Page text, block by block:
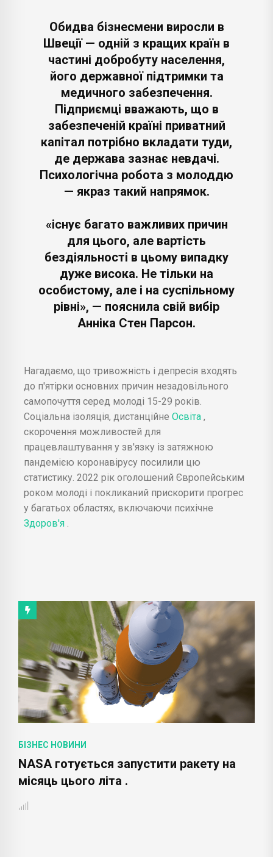
Обидва бізнесмени виросли в
Швеції — одній з кращих країн в
частині добробуту населення,
його державної підтримки та
медичного забезпечення.
Підприємці вважають, що в
забезпеченій країні приватний
капітал потрібно вкладати туди,
де держава зазнає невдачі.
Психологічна робота з молоддю
— якраз такий напрямок.
«існує багато важливих причин
для цього, але вартість
бездіяльності в цьому випадку
дуже висока. Не тільки на
особистому, але і на суспільному
рівні», — пояснила свій вибір
Анніка Стен Парсон.
Нагадаємо, що тривожність і депресія входять
до п'ятірки основних причин незадовільного
самопочуття серед молоді 15-29 років.
Соціальна ізоляція, дистанційне Освіта ,
скорочення можливостей для
працевлаштування у зв'язку із затяжною
пандемією коронавірусу посилили цю
статистику. 2022 рік оголошений Європейським
роком молоді і покликаний прискорити прогрес
у багатьох областях, включаючи психічне
Здоров'я
БІЗНЕС НОВИНИ
NASА готується запустити ракету на
місяць цього літа .